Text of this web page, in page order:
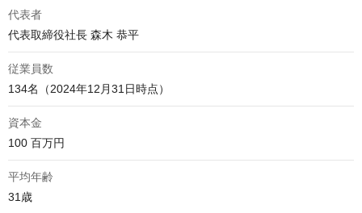
代表者
代表取締役社長 森木 恭平
従業員数
134名（2024年12月31日時点）
資本金
100 百万円
平均年齢
31歳